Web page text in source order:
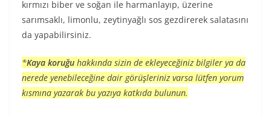
kırmızı biber ve soğan ile harmanlayıp, üzerine
sarımsaklı, limonlu, zeytinyağlı sos gezdirerek salatasını
da yapabilirsiniz.
*Kaya koruğu hakkında sizin de ekleyeceğiniz bilgiler ya da
nerede yenebileceğine dair görüşleriniz varsa lütfen yorum
kısmına yazarak bu yazıya katkıda bulunun.